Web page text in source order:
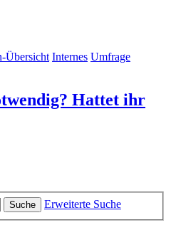
Übersicht Internes Umfrage
Hattet ihr
Suche
Erweiterte Suche